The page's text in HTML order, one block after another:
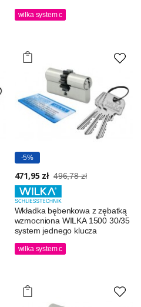
wilka system c
-5%
471,95 zł 496,78 zł
Wkładka bębenkowa z zębatką
wzmocniona WILKA 1500 30/35
system jednego klucza
wilka system c